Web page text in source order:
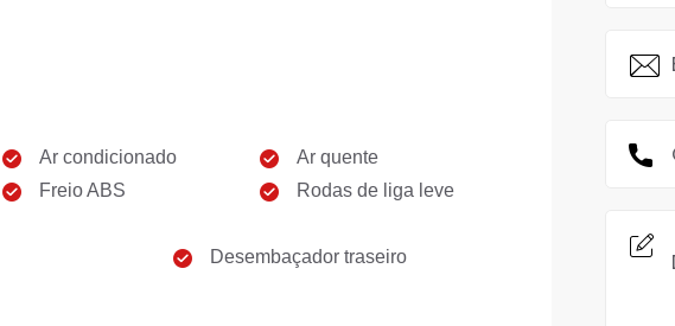
Ar condicionado
Ar quente
Freio ABS Rodas de liga leve
Desembaçador traseiro